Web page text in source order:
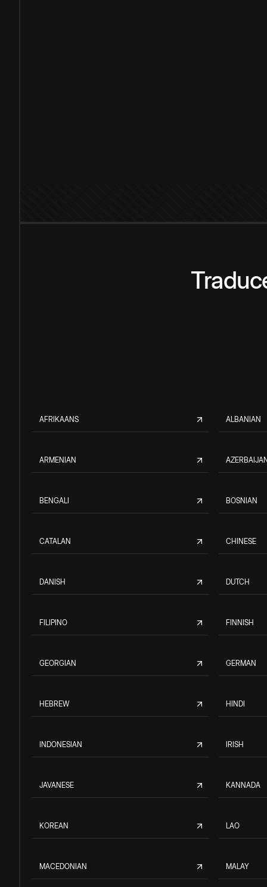
AFRIKAANS ALBANIAN
ARMENIAN
BENGALI BOSNIAN
CATALAN CHINESE
DANISH DUTCH
FILIPINO FINNISH
GEORGIAN GERMAN
HEBREW HINDI
INDONESIAN IRISH
JAVANESE KANNADA
KOREAN LAO
MACEDONIAN MALAY